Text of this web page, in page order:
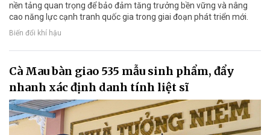
nền tảng quan trọng để bảo đảm tăng trưởng bền vững và nâng
cao năng lực cạnh tranh quốc gia trong giai đoạn phát triển mới.
Biến đổi khí hậu
Cà Mau bàn giao 535 mẫu sinh phẩm, đẩy
nhanh xác định danh tính liệt sĩ